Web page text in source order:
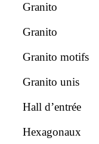
Granito
Granito
Granito motifs
Granito unis
Hall d’entrée
Hexagonaux